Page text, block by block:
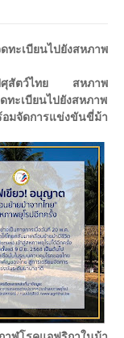
ะเบียนไปยังสหภาพ
ปศุสัตว์ไทย สหภาพ
ทะเบียนไปยังสหภาพ
ดการแข่งขันขี่ม้า